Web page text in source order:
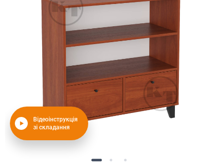
Відеоінструкція
зі складання